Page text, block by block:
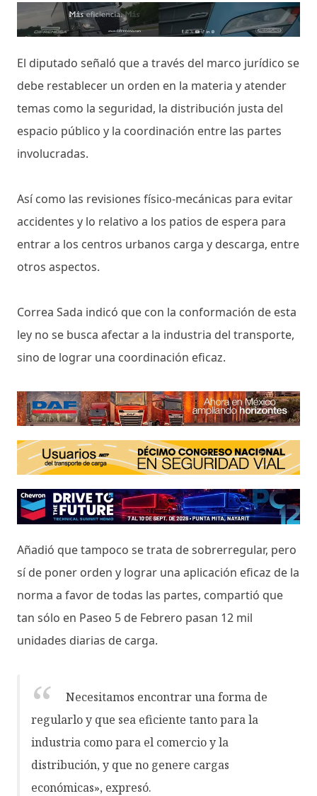
El diputado señaló que a través del marco jurídico se
debe restablecer un orden en la materia y atender
temas como la seguridad, la distribución justa del
espacio público y la coordinación entre las partes
involucradas.
Así como las revisiones físico-mecánicas para evitar
accidentes y lo relativo a los patios de espera para
entrar a los centros urbanos carga y descarga, entre
otros aspectos.
Correa Sada indicó que con la conformación de esta
ley no se busca afectar a la industria del transporte,
sino de lograr una coordinación eficaz.
Añadió que tampoco se trata de sobrerregular, pero
sí de poner orden y lograr una aplicación eficaz de la
norma a favor de todas las partes, compartió que
tan sólo en Paseo 5 de Febrero pasan 12 mil
unidades diarias de carga.
Necesitamos encontrar una forma de
regularlo y que sea eficiente tanto para la
industria como para el comercio y la
distribución, y que no genere cargas
económicas», expresó.